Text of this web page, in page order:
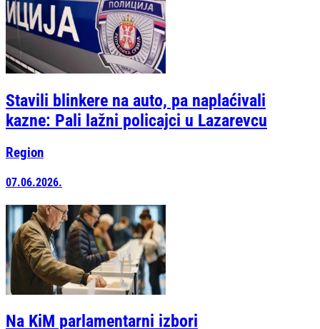
Stavili blinkere na auto, pa naplaćivali
kazne: Pali lažni policajci u Lazarevcu
Region
07.06.2026.
Na KiM parlamentarni izbori